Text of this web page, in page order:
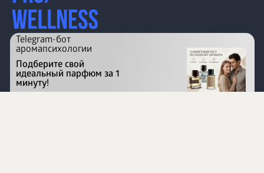
Перейти на сайт
Telegram-бот
аромапсихологии
Подберите свой
идеальный парфюм за 1
минуту!